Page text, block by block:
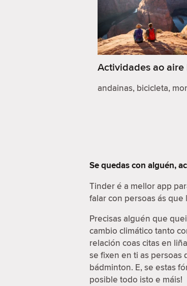
Actividades ao
andainas, bicicleta,
Se quedas con alguén,
Tinder é a mellor app
falar con persoas ás
Precisas alguén que
cambio climático tanto
relación coas citas en
se fixen en ti as persoas
bádminton. E, se estas
posible todo isto e máis!